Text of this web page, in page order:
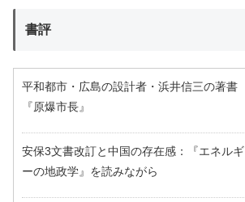
書評
平和都市・広島の設計者・浜井信三の著書
『原爆市長』
安保3文書改訂と中国の存在感：『エネルギ
ーの地政学』を読みながら